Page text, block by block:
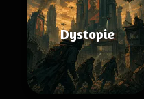
Dystopie